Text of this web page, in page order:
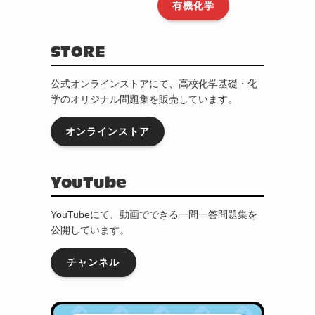
有機化学
STORE
公式オンラインストアにて、高校化学基礎・化
学のオリジナル問題集を販売しています。
オンラインストア
YouTube
YouTubeにて、動画でできる一問一答問題集を
公開しています。
チャンネル